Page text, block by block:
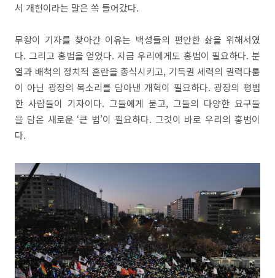
서 개헌이라는 말은 쏙 들어갔다.
무왕이 기자를 찾아간 이유는 백성들의 편안한 삶을 위해서였
다. 그리고 홍범을 얻었다. 지금 우리에게도 홍범이 필요하다. 분
열과 배척의 정치적 혼란을 종식시키고, 기득권 세력의 권력다툼
이 아닌 광장의 목소리를 담아낸 개혁이 필요하다. 광장의 평범
한 사람들이 기자이다. 그들에게 묻고, 그들의 다양한 요구들
을 담은 새로운 ‘큰 법’이 필요하다. 그것이 바로 우리의 홍범이
다.